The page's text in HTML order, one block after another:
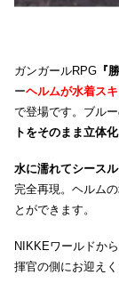
ガンガールRPG 『
ーヘルムが水着ス
で登場です。ブル
トをそのまま立体化
水に濡れてシース
完全再現。ヘルム
とができます。
NIKKEワールドか
揮官の側にお迎えく